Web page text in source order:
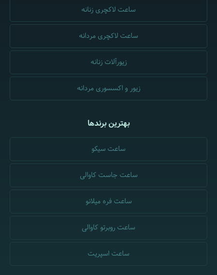
ساعت لاکچری زنانه
ساعت لاکچری مردانه
زیورآلات زنانه
زیور و اکسسوری مردانه
بهترین برندها
ساعت سیکو
ساعت جاست کاوالی
ساعت فره میلانو
ساعت روبرتو کاوالی
ساعت اسپریت